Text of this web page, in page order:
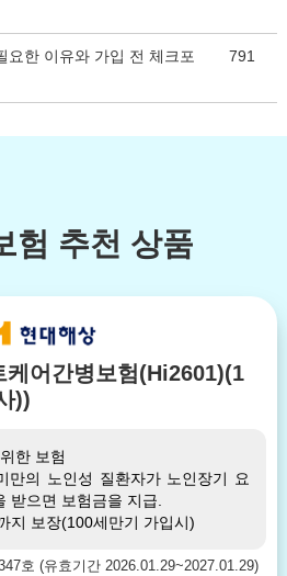
요한 이유와 가입 전 체크포
791
험 추천 상품
케어간병보험(Hi2601)(1
))
한 보험
만의 노인성 질환자가 노인장기 요
받으면 보험금을 지급.
지 보장(100세만기 가입시)
호 (유효기간 2026.01.29~2027.01.29)